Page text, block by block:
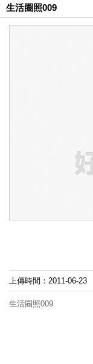
生活圈照009
上傳時間：2011-06-23
生活圈照009